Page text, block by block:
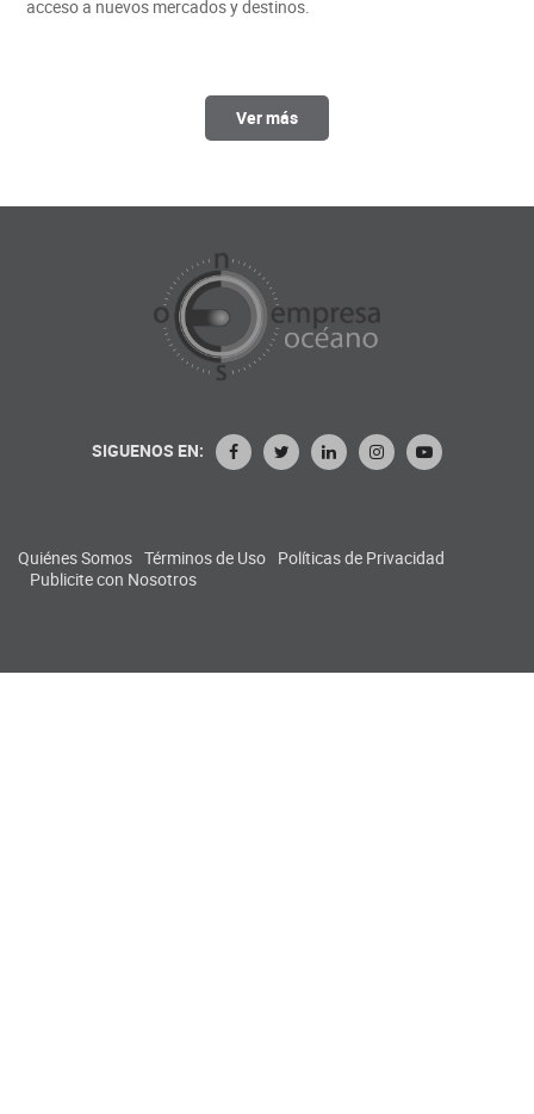
acceso a nuevos mercados y destinos.
Ver más
SIGUENOS EN:
Quiénes Somos Términos de Uso Políticas de Privacidad
Publicite con Nosotros